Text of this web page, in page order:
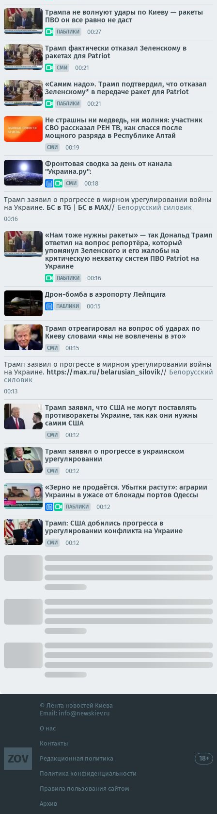
Трампа не волнуют удары по Киеву — ракеты
ПВО он все равно не даст
ПАБЛИКИ 00:27
Трамп фактически отказал Зеленскому в
ракетах для Patriot
СМИ 00:21
«Самим надо». Трамп подтвердил, что отказал
Зеленскому* в передаче ракет для Patriot
ПАБЛИКИ 00:21
Не страшны ни медведь, ни молния: участник
СВО рассказал РЕН ТВ, как спасся после
мощного разряда в Республике Алтай
СМИ 00:19
Фронтовая сводка за день от канала
"Украина.ру":
СМИ 00:18
Трамп заявил о прогрессе в мирном урегулировании войны
на Украине. БС в TG | БС в МАХ// Белорусский силовик
00:16
«Нам тоже нужны ракеты» — так Дональд Трамп
ответил на вопрос репортёра, который
упомянул Зеленского и его жалобы на
критическую нехватку систем ПВО Patriot на
Украине
ПАБЛИКИ 00:16
Дрон-бомба в аэропорту Лейпцига
ПАБЛИКИ 00:15
Трамп отреагировал на вопрос об ударах по
Киеву словами «мы не вовлечены в это»
СМИ 00:15
Трамп заявил о прогрессе в мирном урегулировании войны
на Украине. https://max.ru/belarusian_silovik// Белорусский
силовик
00:13
Трамп заявил, что США не могут поставлять
противоракеты Украине, так как они нужны
самим США
СМИ 00:12
Трамп заявил о прогрессе в украинском
урегулировании
СМИ 00:12
«Зерно не продаётся. Убытки растут»: аграрии
Украины в ужасе от блокады портов Одессы
ПАБЛИКИ 00:12
Трамп: США добились прогресса в
урегулировании конфликта на Украине
СМИ 00:12
ZOV
© Лента новостей Киева
Email: info@newskiev.ru
О нас
Контакты
Редакционная политика
Политика конфиденциальности
Правила пользования сайтом
Архив
18+